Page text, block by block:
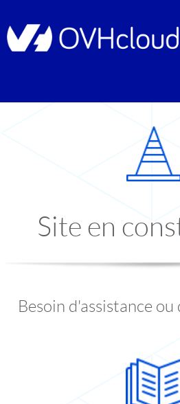
Site en
Besoin d'assistance